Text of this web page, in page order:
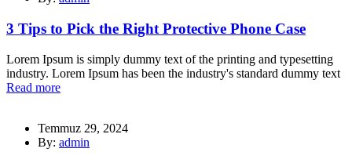
3 Tips to Pick the Right Protective Phone Case
Lorem Ipsum is simply dummy text of the printing and typesetting
industry. Lorem Ipsum has been the industry's standard dummy text
Read more
Temmuz 29, 2024
By: admin